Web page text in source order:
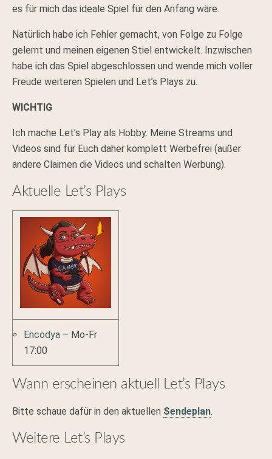
es für mich das ideale Spiel für den Anfang wäre.
Natürlich habe ich Fehler gemacht, von Folge zu Folge
gelernt und meinen eigenen Stiel entwickelt. Inzwischen
habe ich das Spiel abgeschlossen und wende mich voller
Freude weiteren Spielen und Let’s Plays zu.
WICHTIG
Ich mache Let’s Play als Hobby. Meine Streams und
Videos sind für Euch daher komplett Werbefrei (außer
andere Claimen die Videos und schalten Werbung).
Aktuelle Let’s Plays
Encodya – Mo-Fr
17:00
Wann erscheinen aktuell Let’s Plays
Bitte schaue dafür in den aktuellen Sendeplan.
Weitere Let’s Plays